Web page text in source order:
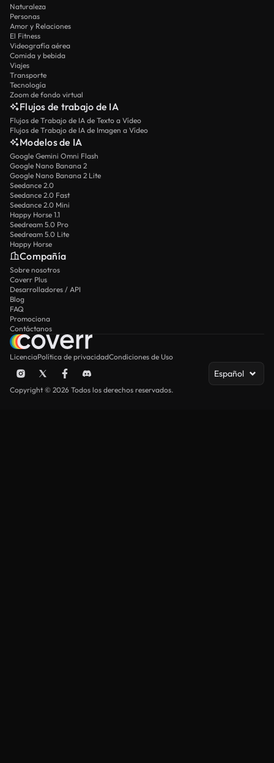
Naturaleza
Personas
Amor y Relaciones
El Fitness
Videografía aérea
Comida y bebida
Viajes
Transporte
Tecnología
Zoom de fondo virtual
Flujos de trabajo de IA
Flujos de Trabajo de IA de Texto a Vídeo
Flujos de Trabajo de IA de Imagen a Vídeo
Modelos de IA
Google Gemini Omni Flash
Google Nano Banana 2
Google Nano Banana 2 Lite
Seedance 2.0
Seedance 2.0 Fast
Seedance 2.0 Mini
Happy Horse 1.1
Seedream 5.0 Pro
Seedream 5.0 Lite
Happy Horse
Compañía
Sobre nosotros
Coverr Plus
Desarrolladores / API
Blog
FAQ
Promociona
Contáctanos
LicenciaPolítica de privacidadCondiciones de Uso
Español
Copyright © 2026 Todos los derechos reservados.